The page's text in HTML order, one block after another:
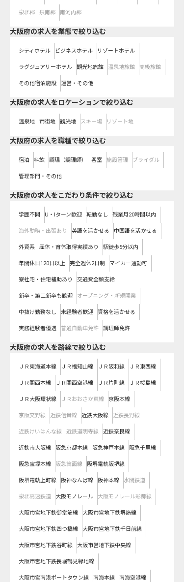
泉北郡 泉南郡 南河内郡
大阪府の求人を業態で絞り込む
シティホテル ビジネスホテル リゾートホテル
ラグジュアリーホテル 観光地旅館 温泉地旅館 高級旅館
その他宿泊施設 運営・その他
大阪府の求人をロケーションで絞り込む
温泉地 市街地 観光地 スキー場 リゾート地
大阪府の求人を職種で絞り込む
宿泊 料飲 調理（調理師） 客室 施設管理 ブライダル
管理部門・その他
大阪府の求人をこだわり条件で絞り込む
学歴不問 U・Iターン歓迎 転勤なし 残業月20時間以内
海外勤務・出張あり 英語を活かせる 中国語を活かせる
外資系 産休・育休取得実績あり 駅徒歩5分以内
年間休日120日以上 完全週休2日制 マイカー通勤可
寮社宅・住宅補助あり 交通費全額支給
新卒・第二新卒も歓迎 オープニング・新規開業
中抜け勤務なし 未経験者歓迎 資格を活かせる
実務経験者優遇 普通自動車免許 調理師免許
大阪府の求人を路線で絞り込む
ＪＲ東海道本線 ＪＲ福知山線 ＪＲ阪和線 ＪＲ東西線
ＪＲ関西本線 ＪＲ関西空港線 ＪＲ片町線 ＪＲ桜島線
ＪＲ大阪環状線 ＪＲおおさか東線 京阪本線
京阪交野線 近鉄信貴線 近鉄大阪線 近鉄長野線
近鉄けいはんな線 近鉄道明寺線 近鉄奈良線
近鉄南大阪線 阪急京都本線 阪急神戸本線 阪急千里線
阪急宝塚本線 阪急箕面線 阪堺電軌阪堺線
阪堺電軌上町線 阪神なんば線 阪神本線 水間鉄道
泉北高速鉄道 大阪モノレール 大阪モノレール彩都線
大阪市営地下鉄御堂筋線 大阪市営地下鉄堺筋線
大阪市営地下鉄四つ橋線 大阪市営地下鉄千日前線
大阪市営地下鉄谷町線 大阪市営地下鉄中央線
大阪市営地下鉄長堀鶴見緑地線
大阪市営南港ポートタウン線 南海本線 南海空港線